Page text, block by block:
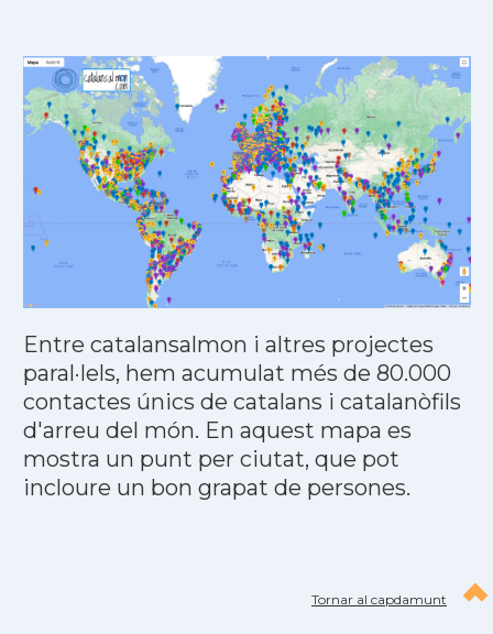
Entre catalansalmon i altres projectes
paral·lels, hem acumulat més de 80.000
contactes únics de catalans i catalanòfils
d'arreu del món. En aquest mapa es
mostra un punt per ciutat, que pot
incloure un bon grapat de persones.
Tornar al capdamunt